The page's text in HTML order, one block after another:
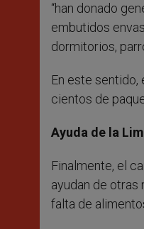
“han donado
embutidos
dormitorios,
En este
cientos de
Ayuda de la
Finalmente, el
ayudan de otras
falta de